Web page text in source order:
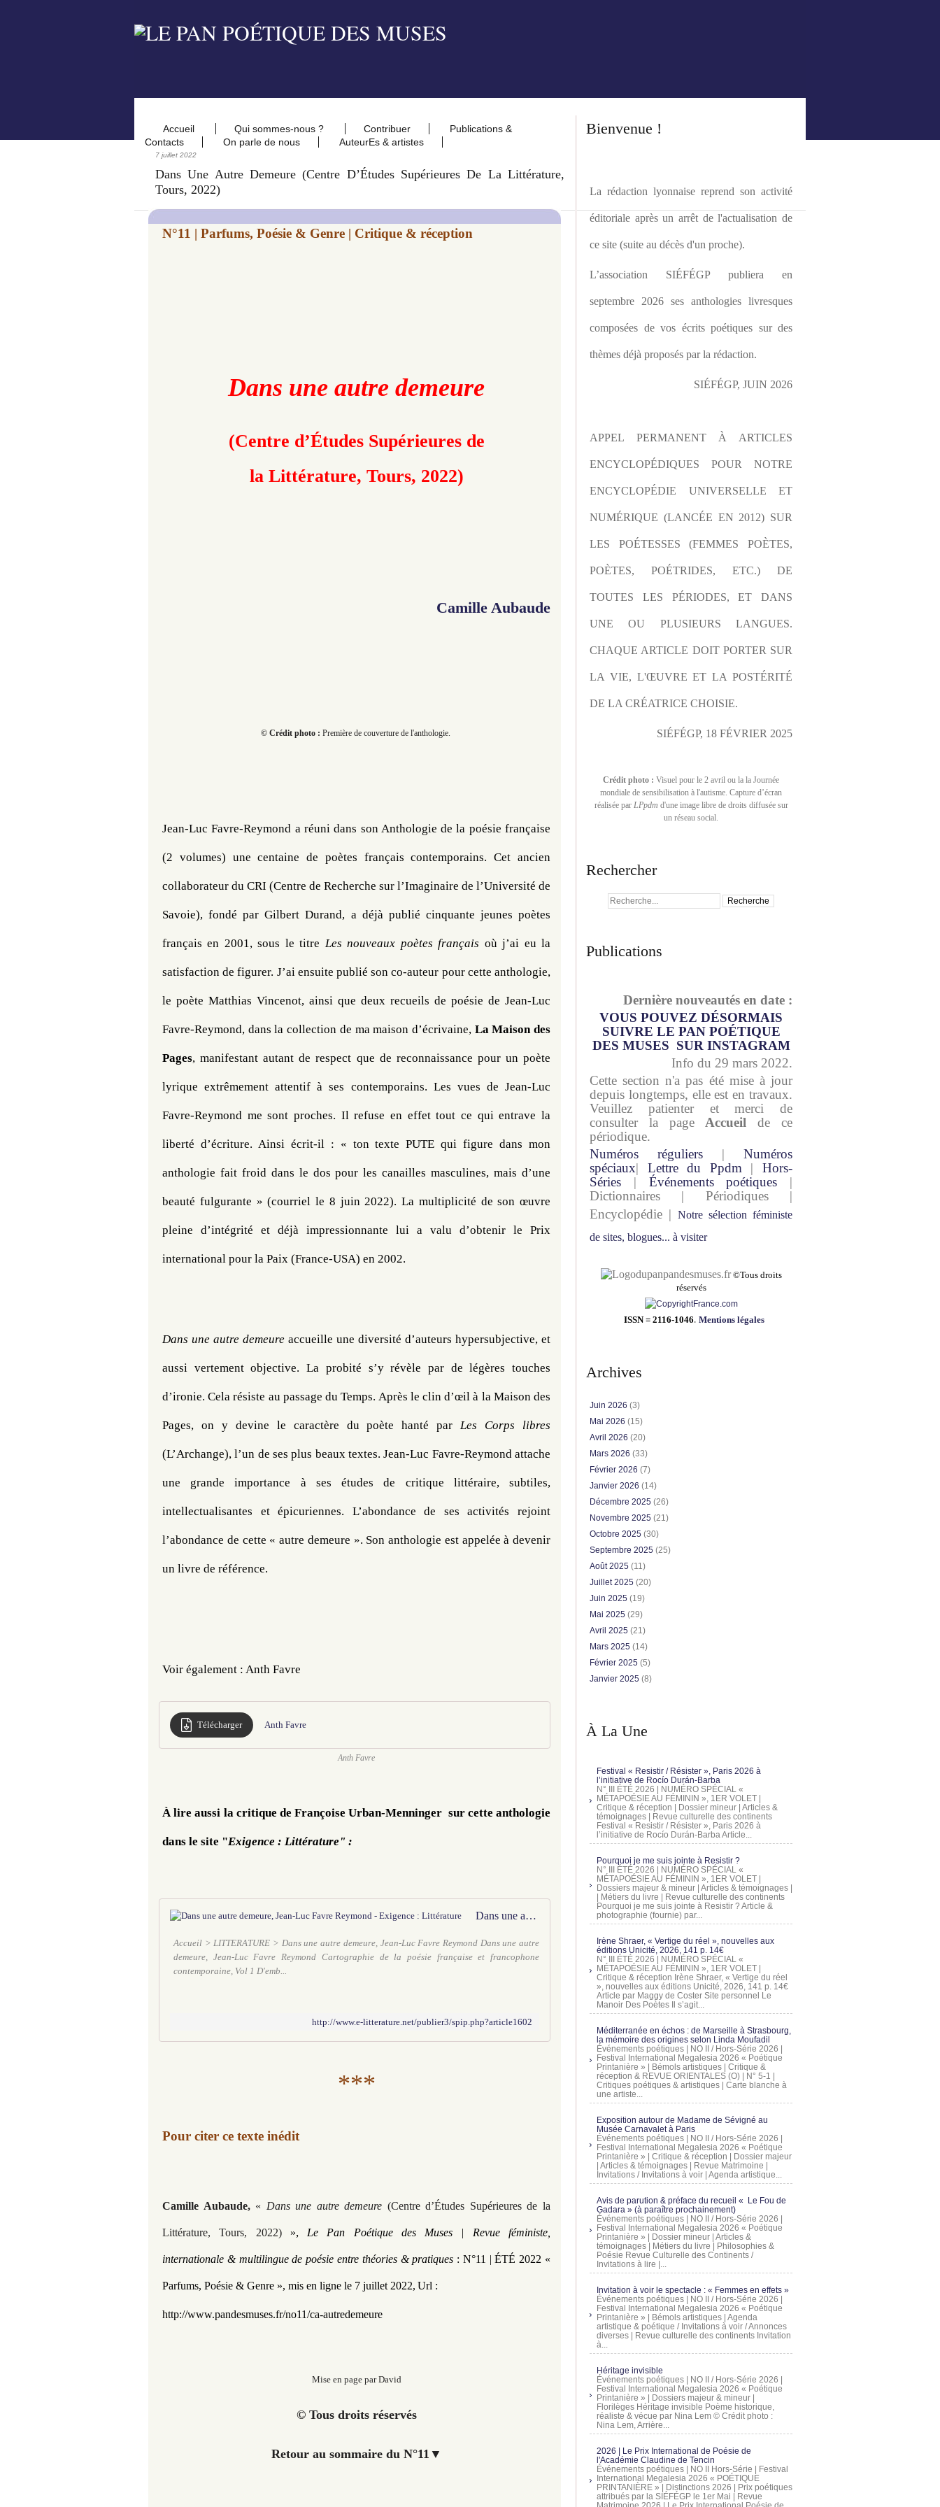
Accueil Qui sommes-nous ? Contribuer
Publications &
Contacts
On parle de nous AuteurEs & artistes
7 juillet 2022
Dans Une Autre Demeure (Centre D’Études Supérieures De La Littérature,
Tours, 2022)
N°11 | Parfums, Poésie & Genre | Critique & réception
Dans une autre demeure
(Centre d’Études Supérieures de
la Littérature, Tours, 2022)
Camille Aubaude
© Crédit photo : Première de couverture de l'anthologie.
Jean-Luc Favre-Reymond a réuni dans son Anthologie de la poésie française
(2 volumes) une centaine de poètes français contemporains. Cet ancien
collaborateur du CRI (Centre de Recherche sur l’Imaginaire de l’Université de
Savoie), fondé par Gilbert Durand, a déjà publié cinquante jeunes poètes
français en 2001, sous le titre Les nouveaux poètes français où j’ai eu la
satisfaction de figurer. J’ai ensuite publié son co-auteur pour cette anthologie,
le poète Matthias Vincenot, ainsi que deux recueils de poésie de Jean-Luc
Favre-Reymond, dans la collection de ma maison d’écrivaine, La Maison des
Pages, manifestant autant de respect que de reconnaissance pour un poète
lyrique extrêmement attentif à ses contemporains. Les vues de Jean-Luc
Favre-Reymond me sont proches. Il refuse en effet tout ce qui entrave la
liberté d’écriture. Ainsi écrit-il : « ton texte PUTE qui figure dans mon
anthologie fait froid dans le dos pour les canailles masculines, mais d’une
beauté fulgurante » (courriel le 8 juin 2022). La multiplicité de son œuvre
pleine d’intégrité et déjà impressionnante lui a valu d’obtenir le Prix
international pour la Paix (France-USA) en 2002.
Dans une autre demeure accueille une diversité d’auteurs hypersubjective, et
aussi vertement objective. La probité s’y révèle par de légères touches
d’ironie. Cela résiste au passage du Temps. Après le clin d’œil à la Maison des
Pages, on y devine le caractère du poète hanté par
(L’Archange), l’un de ses plus beaux textes. Jean-Luc Favre-Reymond attache
une grande importance à ses études de critique littéraire, subtiles,
intellectualisantes et épicuriennes. L’abondance de ses activités rejoint
l’abondance de cette « autre demeure ». Son anthologie est appelée à devenir
un livre de référence.
Voir également : Anth Favre
Télécharger Anth Favre
Anth Favre
À lire aussi la critique de Françoise Urban-Menninger  sur cette anthologie
dans le site "Exigence : Littérature" :
Dans une autre demeure, Jean-Luc Favre Reymond - Exigence : Littérature
Accueil > LITTERATURE > Dans une autre demeure, Jean-Luc Favre Reymond Dans une autre
demeure, Jean-Luc Favre Reymond Cartographie de la poésie française et francophone
contemporaine, Vol 1 D'emb...
http://www.e-litterature.net/publier3/spip.php?article1602
***
Pour citer ce texte inédit
Camille Aubaude,« Dans une autre demeure (Centre d’Études Supérieures de la
Littérature, Tours, 2022) », Le Pan Poétique des Muses | Revue féministe,
internationale & multilingue de poésie entre théories & pratiques : N°11 | ÉTÉ 2022 «
Parfums, Poésie & Genre », mis en ligne le 7 juillet 2022, Url :
http://www.pandesmuses.fr/no11/ca-autredemeure
Mise en page par David
© Tous droits réservés
Retour au sommaire du N°11 ▼
Bienvenue !
La rédaction lyonnaise reprend son activité
éditoriale après un arrêt de l'actualisation de
ce site (suite au décès d'un proche).
L’association SIÉFÉGP publiera en
septembre 2026 ses anthologies livresques
composées de vos écrits poétiques sur des
thèmes déjà proposés par la rédaction.
SIÉFÉGP, JUIN 2026
APPEL PERMANENT À ARTICLES
ENCYCLOPÉDIQUES POUR NOTRE
ENCYCLOPÉDIE UNIVERSELLE ET
NUMÉRIQUE (LANCÉE EN 2012) SUR
LES POÉTESSES (FEMMES POÈTES,
POÈTES, POÉTRIDES, ETC.) DE
TOUTES LES PÉRIODES, ET DANS
UNE OU PLUSIEURS LANGUES.
CHAQUE ARTICLE DOIT PORTER SUR
LA VIE, L'ŒUVRE ET LA POSTÉRITÉ
DE LA CRÉATRICE CHOISIE.
SIÉFÉGP, 18 FÉVRIER 2025
Crédit photo : Visuel pour le 2 avril ou la la Journée
mondiale de sensibilisation à l'autisme. Capture d’écran
réalisée par LPpdm d'une image libre de droits diffusée sur
un réseau social.
Rechercher
Publications
Dernière nouveautés en date :
VOUS POUVEZ DÉSORMAIS
SUIVRE LE PAN POÉTIQUE
DES MUSES SUR INSTAGRAM
Info du 29 mars 2022.
Cette section n'a pas été mise à jour
depuis longtemps, elle est en travaux.
Veuillez patienter et merci de
consulter la page Accueil de ce
périodique.
Numéros réguliers | Numéros
spéciaux| Lettre du Ppdm |Hors-
Séries | Événements poétiques |
Dictionnaires | Périodiques |
Encyclopédie | Notre sélection féministe
de sites, blogues... à visiter
pandesmuses.fr ©Tous droits
réservés
ISSN = 2116-1046. Mentions légales
Archives
Juin 2026 (3)
Mai 2026 (15)
Avril 2026 (20)
Mars 2026 (33)
Février 2026 (7)
Janvier 2026 (14)
Décembre 2025 (26)
Novembre 2025 (21)
Octobre 2025 (30)
Septembre 2025 (25)
Août 2025 (11)
Juillet 2025 (20)
Juin 2025 (19)
Mai 2025 (29)
Avril 2025 (21)
Mars 2025 (14)
Février 2025 (5)
Janvier 2025 (8)
À La Une
Festival « Resistir / Résister », Paris 2026 à
l’initiative de Rocío Durán-Barba
N° III ÉTÉ 2026 | NUMÉRO SPÉCIAL «
MÉTAPOÉSIE AU FÉMININ », 1ER VOLET |
Critique & réception | Dossier mineur | Articles &
témoignages | Revue culturelle des continents
Festival « Resistir / Résister », Paris 2026 à
l’initiative de Rocío Durán-Barba Article...
Pourquoi je me suis jointe à Resistir ?
N° III ÉTÉ 2026 | NUMÉRO SPÉCIAL «
MÉTAPOÉSIE AU FÉMININ », 1ER VOLET |
Dossiers majeur & mineur | Articles & témoignages |
| Métiers du livre | Revue culturelle des continents
Pourquoi je me suis jointe à Resistir ? Article &
photographie (fournie) par...
Irène Shraer, « Vertige du réel », nouvelles aux
éditions Unicité, 2026, 141 p. 14€
N° III ÉTÉ 2026 | NUMÉRO SPÉCIAL «
MÉTAPOÉSIE AU FÉMININ », 1ER VOLET |
Critique & réception Irène Shraer, « Vertige du réel
», nouvelles aux éditions Unicité, 2026, 141 p. 14€
Article par Maggy de Coster Site personnel Le
Manoir Des Poètes Il s’agit...
Méditerranée en échos : de Marseille à Strasbourg,
la mémoire des origines selon Linda Moufadil
Événements poétiques | NO II / Hors-Série 2026 |
Festival International Megalesia 2026 « Poétique
Printanière » | Bémols artistiques | Critique &
réception & REVUE ORIENTALES (O) | N° 5-1 |
Critiques poétiques & artistiques | Carte blanche à
une artiste...
Exposition autour de Madame de Sévigné au
Musée Carnavalet à Paris
Événements poétiques | NO II / Hors-Série 2026 |
Festival International Megalesia 2026 « Poétique
Printanière » | Critique & réception | Dossier majeur
| Articles & témoignages | Revue Matrimoine |
Invitations / Invitations à voir | Agenda artistique...
Avis de parution & préface du recueil « Le Fou de
Gadara » (à paraître prochainement)
Événements poétiques | NO II / Hors-Série 2026 |
Festival International Megalesia 2026 « Poétique
Printanière » | Dossier mineur | Articles &
témoignages | Métiers du livre | Philosophies &
Poésie Revue Culturelle des Continents /
Invitations à lire |...
Invitation à voir le spectacle : « Femmes en effets »
Événements poétiques | NO II / Hors-Série 2026 |
Festival International Megalesia 2026 « Poétique
Printanière » | Bémols artistiques | Agenda
artistique & poétique / Invitations à voir / Annonces
diverses | Revue culturelle des continents Invitation
à...
Héritage invisible
Événements poétiques | NO II / Hors-Série 2026 |
Festival International Megalesia 2026 « Poétique
Printanière » | Dossiers majeur & mineur |
Florilèges Héritage invisible Poème historique,
réaliste & vécue par Nina Lem © Crédit photo :
Nina Lem, Arrière...
2026 | Le Prix International de Poésie de
l'Académie Claudine de Tencin
Événements poétiques | NO II Hors-Série | Festival
International Megalesia 2026 « POÉTIQUE
PRINTANIÈRE » | Distinctions 2026 | Prix poétiques
attribués par la SIÉFÉGP le 1er Mai | Revue